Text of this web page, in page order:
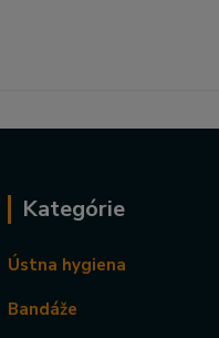
Kategórie
Ústna hygiena
Bandáže